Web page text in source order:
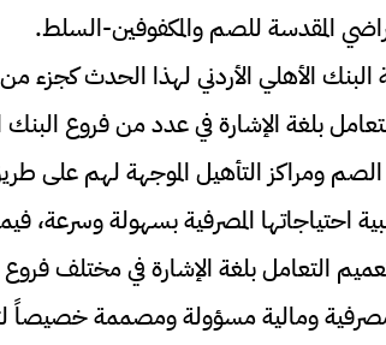
المقدسة للصم والمكفوفين-السلط.
الأهلي الأردني لهذا الحدث كجزء من
بلغة الإشارة في عدد من فروع البنك
ومراكز التأهيل الموجهة لهم على
احتياجاتها المصرفية بسهولة وسرعة،
التعامل بلغة الإشارة في مختلف فروع
ومالية مسؤولة ومصممة خصيصاً